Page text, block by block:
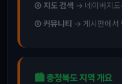
④ 지도 검색 → 네이버지도
⑤ 커뮤니티 → 게시판에서
🏙️ 충청북도 지역 개요